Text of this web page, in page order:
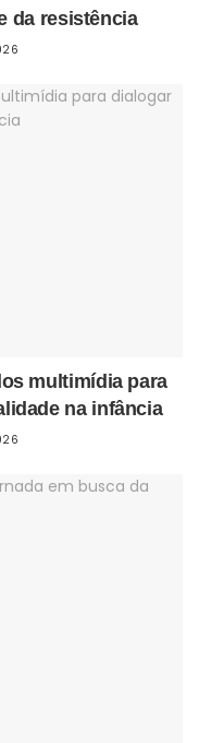
da resistência
multimídia para
na infância